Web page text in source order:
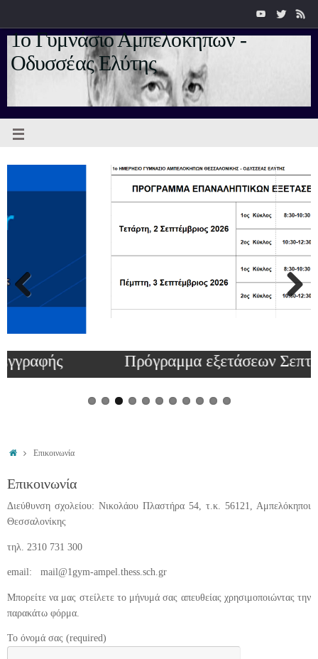
1ο Γυμνάσιο Αμπελοκήπων -
Οδυσσέας Ελύτης
Πρόγραμμα εξετάσεων Σεπτεμβρίου 2026
Επικοινωνία
Επικοινωνία
Διεύθυνση σχολείου: Νικολάου Πλαστήρα 54, τ.κ. 56121, Αμπελόκηποι
Θεσσαλονίκης
τηλ. 2310 731 300
email: mail@1gym-ampel.thess.sch.gr
Μπορείτε να μας στείλετε το μήνυμά σας απευθείας χρησιμοποιώντας την
παρακάτω φόρμα.
Το όνομά σας (required)